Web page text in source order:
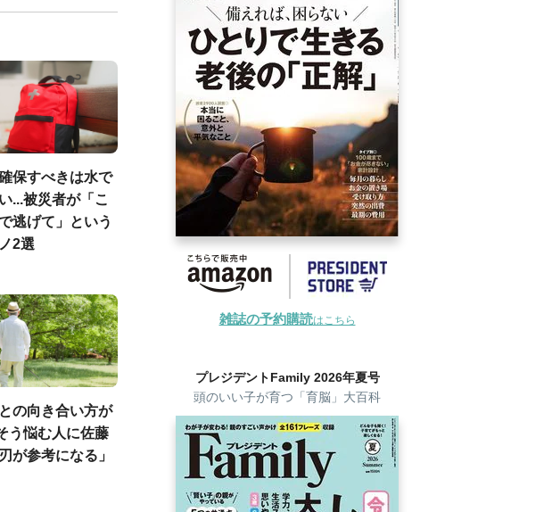
保すべきは水で
...被災者が「こ
逃げて」という
2選
の向き合い方が
う悩む人に佐藤
が参考になる」
雑誌の予約購読はこちら
プレジデントFamily 2026年夏号
頭のいい子が育つ「育脳」大百科